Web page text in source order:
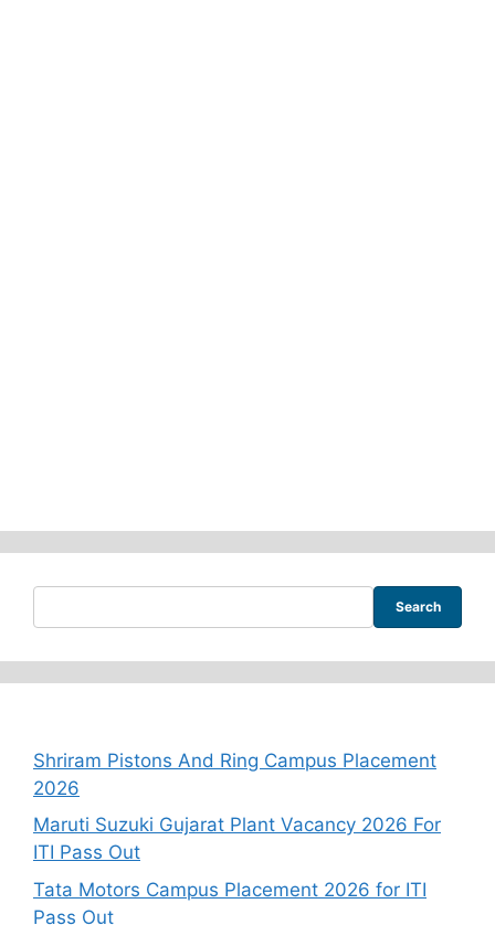
Search
Shriram Pistons And Ring Campus Placement
2026
Maruti Suzuki Gujarat Plant Vacancy 2026 For
ITI Pass Out
Tata Motors Campus Placement 2026 for ITI
Pass Out